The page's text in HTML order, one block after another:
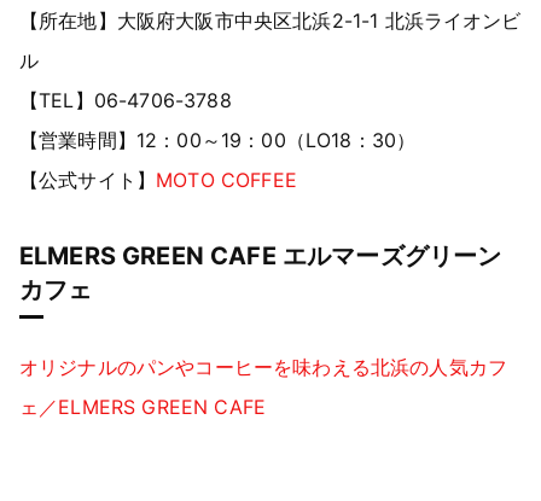
【所在地】大阪府大阪市中央区北浜2-1-1 北浜ライオンビ
ル
【TEL】06-4706-3788
【営業時間】12：00～19：00（LO18：30）
【公式サイト】 MOTO COFFEE
ELMERS GREEN CAFE エルマーズグリーン
カフェ
オリジナルのパンやコーヒーを味わえる北浜の人気カフ
ェ／ELMERS GREEN CAFE